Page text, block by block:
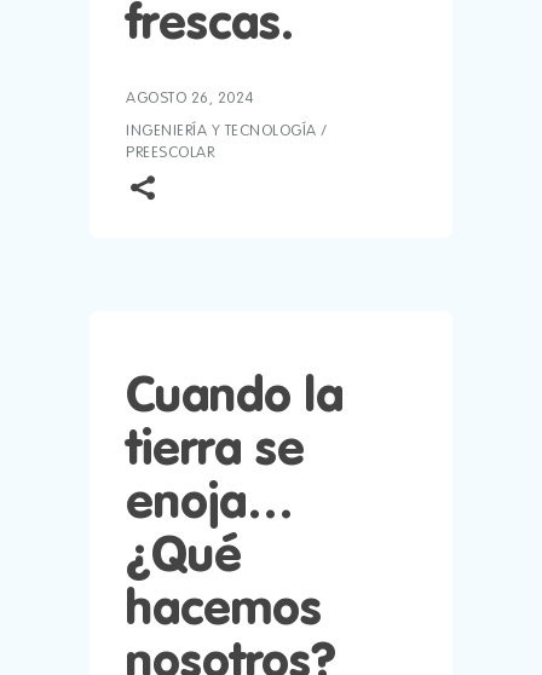
frescas.
AGOSTO 26, 2024
INGENIERÍA Y TECNOLOGÍA /
PREESCOLAR
Cuando la
tierra se
enoja…
¿Qué
hacemos
nosotros?